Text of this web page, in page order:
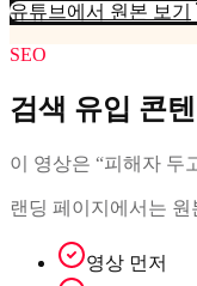
유튜브에서 원본 보기
SEO
검색 유입 콘
이 영상은 “피해자 두
랜딩 페이지에서는
영상 먼저